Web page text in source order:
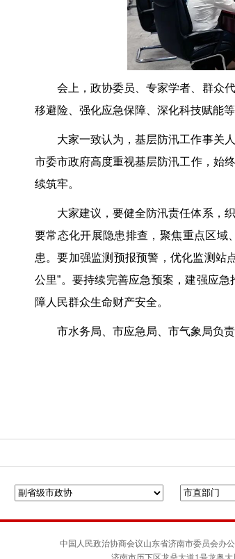
会上，政协委员、专家学者、群众
移避险、强化应急保障、深化科技赋能
大家一致认为，基层防汛工作事关
市委市政府高度重视基层防汛工作，始
续筑牢。
大家建议，要健全防汛责任体系，
要常态化开展隐患排查，聚焦重点区域
患。要加强监测预报预警，优化监测站
公里”。要持续完善应急预案，建强应
障人民群众生命财产安全。
市水务局、市应急局、市气象局负
中国人民政治协商会议山东省济南市委员会办
济南市历下区龙鼎大道1号龙奥